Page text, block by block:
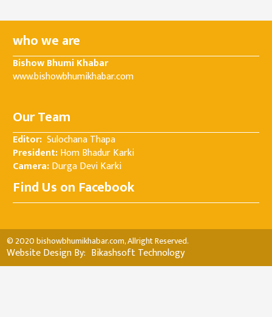
who we are
Bishow Bhumi Khabar
www.bishowbhumikhabar.com
Our Team
Editor: Sulochana Thapa
President:Hom Bhadur Karki
Camera:Durga Devi Karki
Find Us on Facebook
© 2020 bishowbhumikhabar.com, Allright Reserved.
Website Design By: Bikashsoft Technology